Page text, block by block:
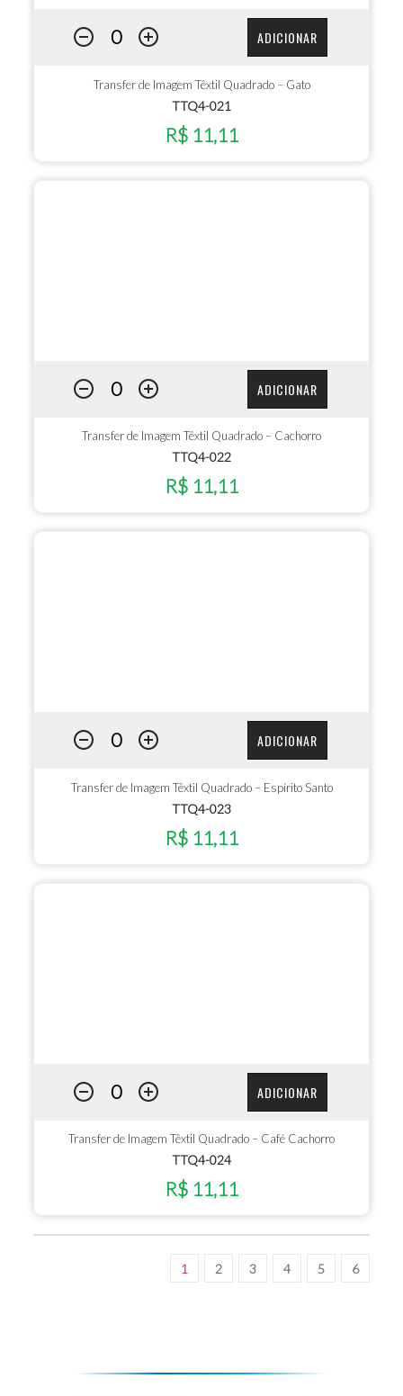
ADICIONAR
Transfer de Imagem Têxtil Quadrado – Gato
TTQ4-021
R$ 11,11
ADICIONAR
Transfer de Imagem Têxtil Quadrado – Cachorro
TTQ4-022
R$ 11,11
ADICIONAR
Transfer de Imagem Têxtil Quadrado – Espírito Santo
TTQ4-023
R$ 11,11
ADICIONAR
Transfer de Imagem Têxtil Quadrado – Café Cachorro
TTQ4-024
R$ 11,11
1 2 3 4 5 6